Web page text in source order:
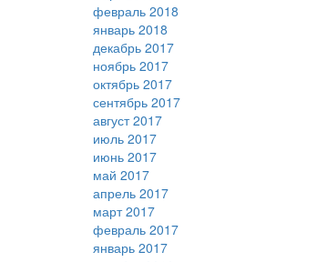
февраль 2018
январь 2018
декабрь 2017
ноябрь 2017
октябрь 2017
сентябрь 2017
август 2017
июль 2017
июнь 2017
май 2017
апрель 2017
март 2017
февраль 2017
январь 2017